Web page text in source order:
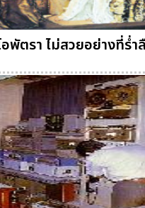
อพัตรา ไม่สวยอย่างที่ร่